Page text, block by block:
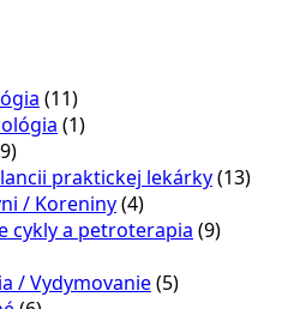
(11)
(1)
praktickej lekárky(13)
/ Koreniny(4)
cykly a petroterapia (9)
/ Vydymovanie(5)